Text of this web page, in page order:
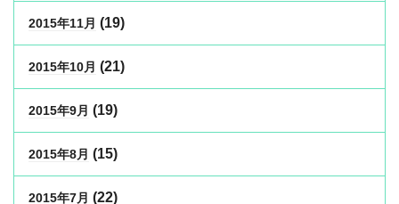
2015年11月 (19)
2015年10月 (21)
2015年9月 (19)
2015年8月 (15)
2015年7月 (22)